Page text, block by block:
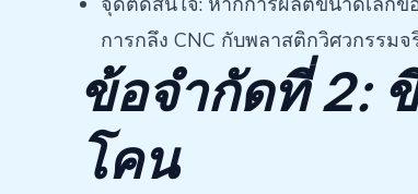
การกลึง CNC กับพลาสติกวิศวกรรมจ
ข้อจำกัดที่ 2:
โคน